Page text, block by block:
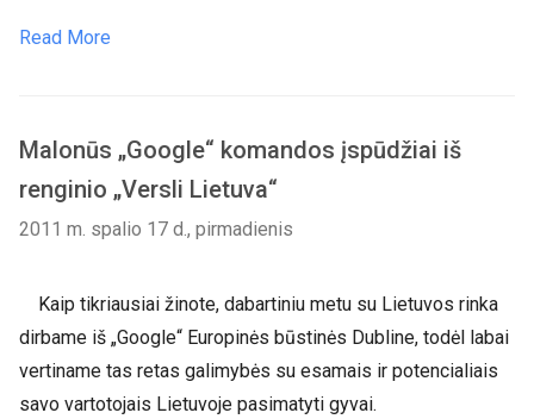
Read More
Malonūs „Google“ komandos įspūdžiai iš
renginio „Versli Lietuva“
2011 m. spalio 17 d., pirmadienis
Kaip tikriausiai žinote, dabartiniu metu su Lietuvos rinka
dirbame iš „Google“ Europinės būstinės Dubline, todėl labai
vertiname tas retas galimybės su esamais ir potencialiais
savo vartotojais Lietuvoje pasimatyti gyvai.